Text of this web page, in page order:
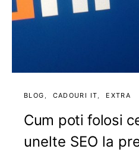
BLOG CADOURI IT EXTRA
Cum poti folosi
unelte SEO la